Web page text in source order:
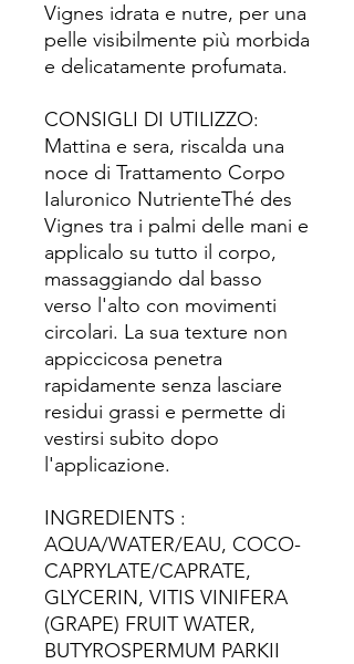
Vignes idrata e nutre, per una
pelle visibilmente più morbida
e delicatamente profumata.
CONSIGLI DI UTILIZZO:
Mattina e sera, riscalda una
noce di Trattamento Corpo
Ialuronico NutrienteThé des
Vignes tra i palmi delle mani e
applicalo su tutto il corpo,
massaggiando dal basso
verso l'alto con movimenti
circolari. La sua texture non
appiccicosa penetra
rapidamente senza lasciare
residui grassi e permette di
vestirsi subito dopo
l'applicazione.
INGREDIENTS :
AQUA/WATER/EAU, COCO-
CAPRYLATE/CAPRATE,
GLYCERIN, VITIS VINIFERA
(GRAPE) FRUIT WATER,
BUTYROSPERMUM PARKII